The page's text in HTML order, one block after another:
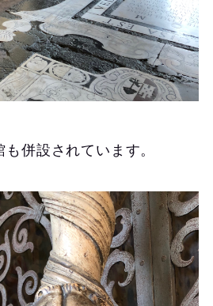
併設されています。